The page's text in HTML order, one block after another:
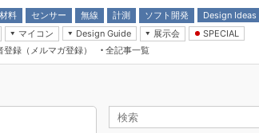
料
センサー 無線 計測 ソフト開発
Design Ideas
アナログ機能回路
計測とテスト
マイコン
Design Guide
展示会
み/エッジコンピューティング展
SPECIAL
Microchip情報
登録（メルマガ登録） 全記事一覧